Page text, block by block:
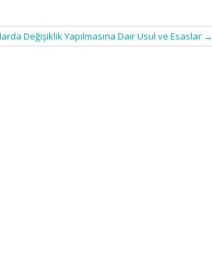
Değişiklik Yapılmasına Dair Usul ve Esaslar →